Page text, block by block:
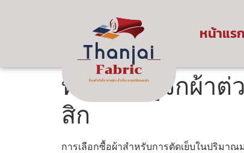
หน้าแรก
ทำความรู้จักผ้าต่
สิก
การเลือกซื้อผ้าสำหรับการตัดเย็บในปริม